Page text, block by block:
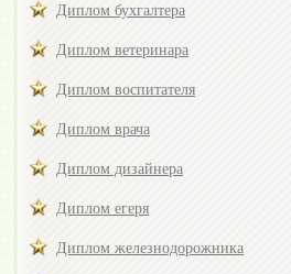
Диплом бухгалтера
Диплом ветеринара
Диплом воспитателя
Диплом врача
Диплом дизайнера
Диплом егеря
Диплом железнодорожника